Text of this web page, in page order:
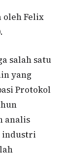
oleh Felix
salah satu
yang
Protokol
analis
industri